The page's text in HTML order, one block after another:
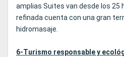
amplias Suites van desde los 25
refinada cuenta con una gran
hidromasaje.
6-Turismo responsable y